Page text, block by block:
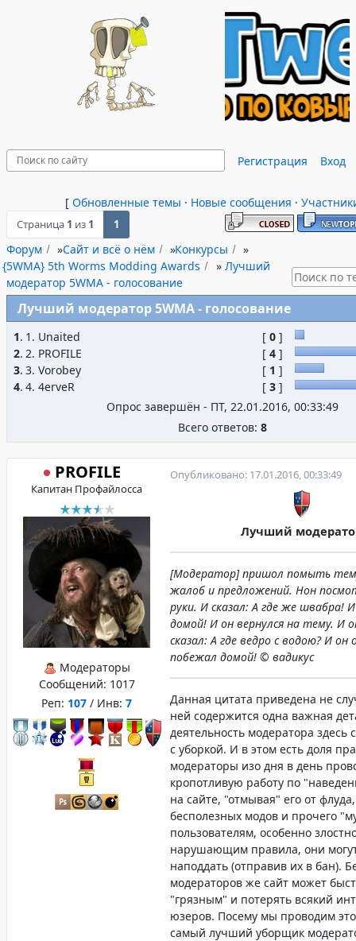
Регистрация Вход
[ Обновленные темы · Новые сообщения ·
Страница 1 из 1 1
Форум »Сайт и всё о нём »Конкурсы
»
{5WMA} 5th Worms Modding Awards
» Лучший
модератор 5WMA - голосование
Лучший модератор 5WMA - голосование
1. 1. Unaited [ 0 ]
2. 2. PROFILE [ 4 ]
3. 3. Vorobey [ 1 ]
4. 4. 4erveR [ 3 ]
Опрос завершён - ПТ, 22.01.2016, 00:33:49
Всего ответов: 8
PROFILE
Капитан Профайлосса
Модераторы
Сообщений: 1017
Реп: 107 / Инв: 7
Опубликовано: 17.01.2016, 00:33:49
Лучший
[Модератор] пришол помыть
жалоб и предложений. Нон
руки. И сказал: А где же швабра!
домой! И он вернулся на тему. И
сказал: А где ведро с водою? И он
побежал домой! © вадикус
Данная цитата приведена не
ней содержится одна важная
деятельность модератора здесь
с уборкой. И в этом есть доля
модераторы изо дня в день
кропотливую работу по
на сайте, "отмывая" его от
бесполезных модов и прочего
пользователям, особенно
нарушающим правила, они
наподдать (отправив их в бан).
модераторов же сайт может
"грязным" и потерять всякий
юзеров. Посему мы проводим
самый лучший уборщик